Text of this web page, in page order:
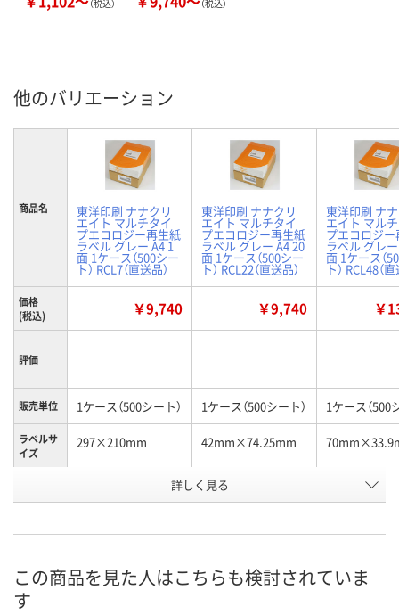
（税込） （税込）
他のバリエーション
商品名 東洋印刷 ナナクリ
エイト マルチタイ
プエコロジー再生紙
ラベル グレー A4 1
面 1ケース（500シー
ト） RCL7（直送品）
東洋印刷 ナナクリ
エイト マルチタイ
プエコロジー再生紙
ラベル グレー A4 20
面 1ケース（500シー
ト） RCL22（直送品）
東洋印刷 ナ
エイト マル
プエコロジ
ラベル グレ
面 1ケース（
ト） RCL48（
価格
(税込)
￥9,740 ￥9,740 ￥
評価
販売単位 1ケース（500シート） 1ケース（500シート） 1ケース（500
ラベルサ
イズ
297×210mm 42mm×74.25mm
3592498 3592513
8月19日（水）まで
詳しく見る
この商品を見た人はこちらも検討されていま
す